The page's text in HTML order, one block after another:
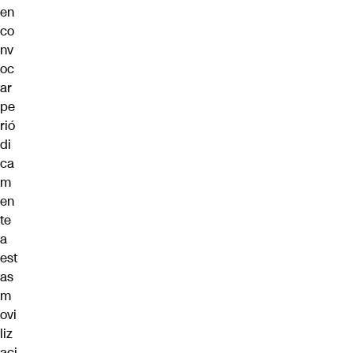
en
co
nv
oc
ar
pe
rió
di
ca
m
en
te
a
est
as
m
ovi
liz